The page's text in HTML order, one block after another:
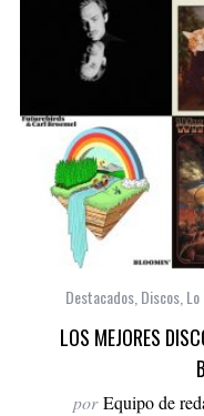
Destacados Discos
LOS MEJORES
por Equipo de